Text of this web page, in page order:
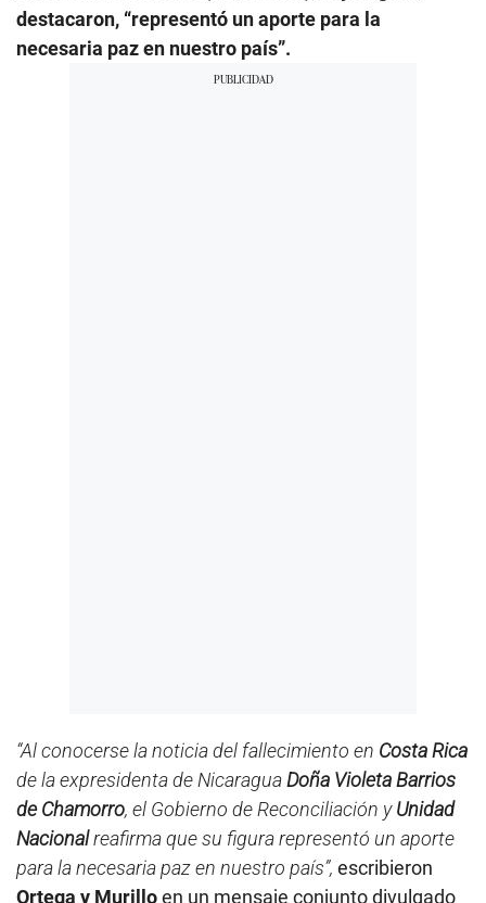
destacaron, “representó un aporte para la
necesaria paz en nuestro país”.
“Al conocerse la noticia del fallecimiento en Costa Rica
de la expresidenta de NicaraguaDoña Violeta Barrios
de Chamorro, el Gobierno de Reconciliación yUnidad
Nacionalreafirma que su figura representó un aporte
para la necesaria paz en nuestro país”, escribieron
Ortega y Murilloen un mensaje conjunto divulgado